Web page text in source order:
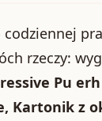
rzeczy:
Pu
Kartonik z